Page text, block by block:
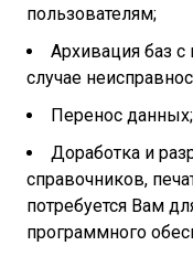
пользователям;
Архивация баз
случае
Перенос данных;
Доработка и
справочников,
потребуется Вам
программного